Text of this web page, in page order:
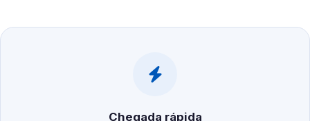
Chegada rápida